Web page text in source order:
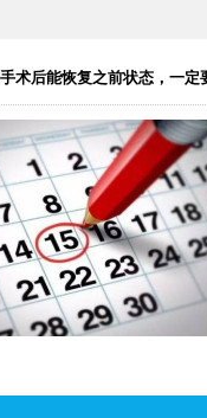
术后能恢复之前状态，一定